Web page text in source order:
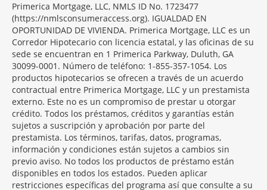
Primerica Mortgage, LLC, NMLS ID No. 1723477
(https://nmlsconsumeraccess.org). IGUALDAD EN
OPORTUNIDAD DE VIVIENDA. Primerica Mortgage, LLC es un
Corredor Hipotecario con licencia estatal, y las oficinas de su
sede se encuentran en 1 Primerica Parkway, Duluth, GA
30099-0001. Número de teléfono: 1-855-357-1054. Los
productos hipotecarios se ofrecen a través de un acuerdo
contractual entre Primerica Mortgage, LLC y un prestamista
externo. Este no es un compromiso de prestar u otorgar
crédito. Todos los préstamos, créditos y garantías están
sujetos a suscripción y aprobación por parte del
prestamista. Los términos, tarifas, datos, programas,
información y condiciones están sujetos a cambios sin
previo aviso. No todos los productos de préstamo están
disponibles en todos los estados. Pueden aplicar
restricciones específicas del programa así que consulte a su